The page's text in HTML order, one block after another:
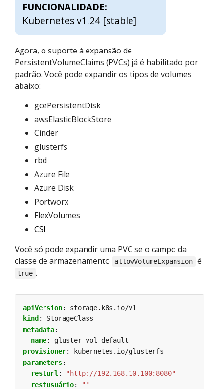
FUNCIONALIDADE:
Kubernetes v1.24 [stable]
Agora, o suporte à expansão de
PersistentVolumeClaims (PVCs) já é habilitado por
padrão. Você pode expandir os tipos de volumes
abaixo:
gcePersistentDisk
awsElasticBlockStore
Cinder
glusterfs
rbd
Azure File
Azure Disk
Portworx
FlexVolumes
CSI
Você só pode expandir uma PVC se o campo da
classe de armazenamento
allowVolumeExpansion é
true .
apiVersion:
storage.k8s.io/v1
kind :
StorageClass
metadata:
name:
gluster-vol-default
provisioner:
kubernetes.io/glusterfs
parameters:
resturl :
"http://192.168.10.100:8080"
restusuário: ""